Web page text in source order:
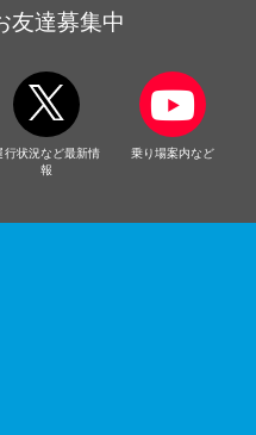
友達募集中
行状況など最新情
報
乗り場案内など